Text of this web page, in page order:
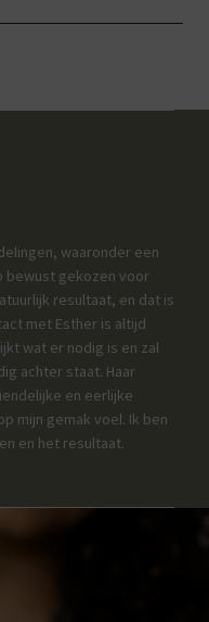
waaronder een
bewust gekozen voor
resultaat, en dat is
met Esther is altijd
wat er nodig is en zal
achter staat. Haar
en eerlijke
mijn gemak voel. Ik ben
en het resultaat.